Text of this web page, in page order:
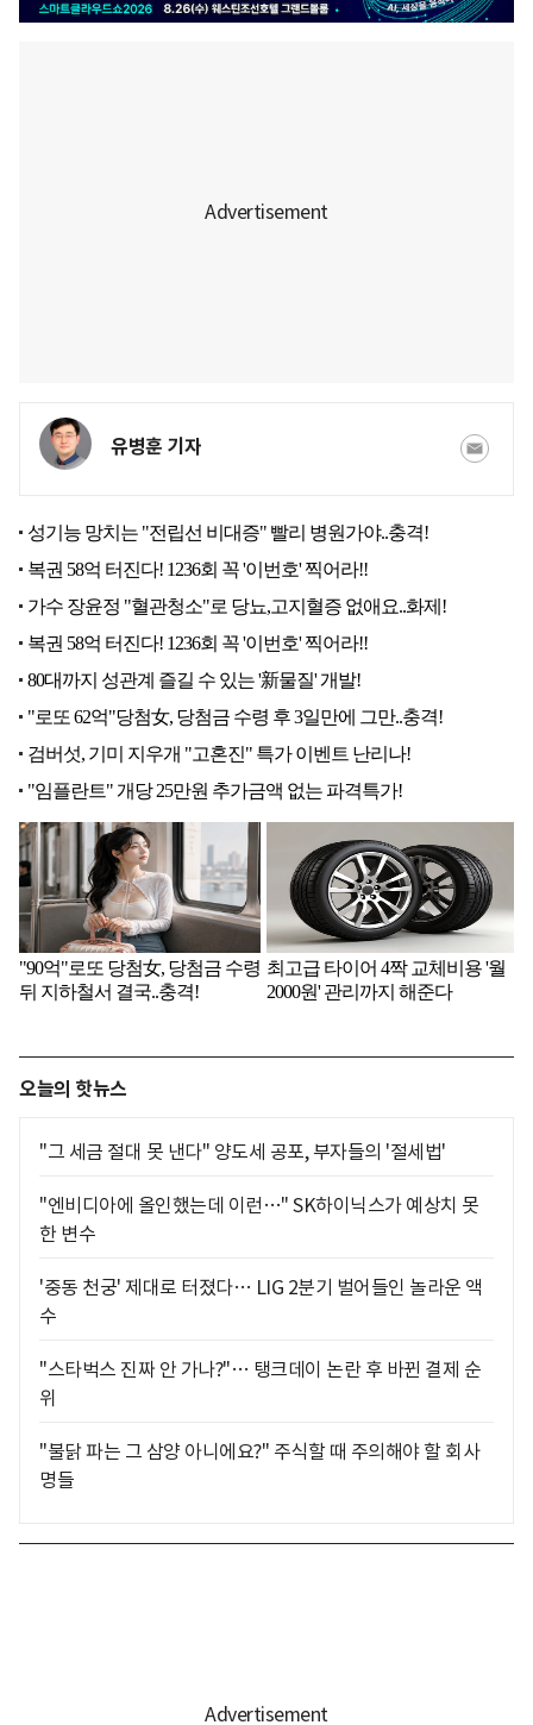
유병훈 기자
오늘의 핫뉴스
"그 세금 절대 못 낸다" 양도세 공포, 부자들의 '절세법'
"엔비디아에 올인했는데 이런…" SK하이닉스가 예상치 못
한 변수
'중동 천궁' 제대로 터졌다… LIG 2분기 벌어들인 놀라운 액
수
"스타벅스 진짜 안 가나?"… 탱크데이 논란 후 바뀐 결제 순
위
"불닭 파는 그 삼양 아니에요?" 주식할 때 주의해야 할 회사
명들